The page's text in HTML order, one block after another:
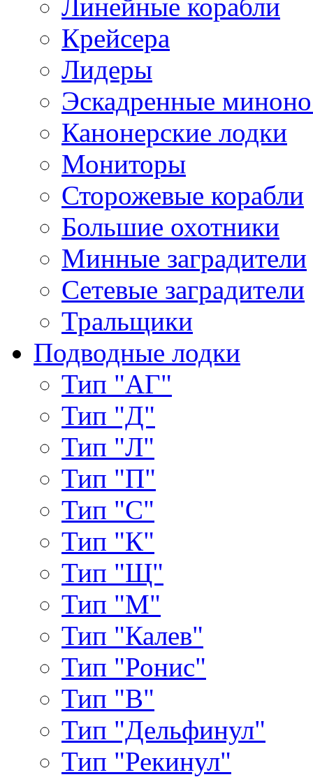
Линейные корабли
Крейсера
Лидеры
Эскадренные
Канонерские лодки
Мониторы
Сторожевые корабли
Большие охотники
Минные заградители
Сетевые заградители
Тральщики
Подводные лодки
Тип "АГ"
Тип "Д"
Тип "Л"
Тип "П"
Тип "С"
Тип "К"
Тип "Щ"
Тип "М"
Тип "Калев"
Тип "Ронис"
Тип "В"
Тип "Дельфинул"
Тип "Рекинул"